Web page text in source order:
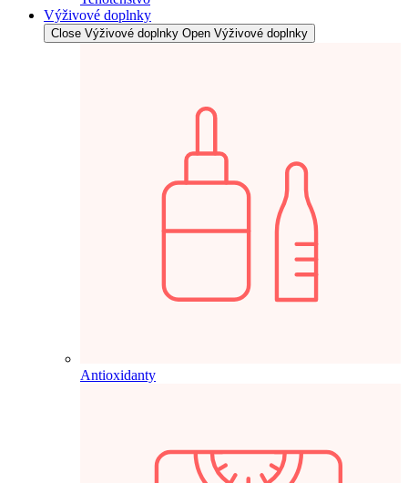
Výživové doplnky
Close Výživové doplnky Open Výživové doplnky
Antioxidanty